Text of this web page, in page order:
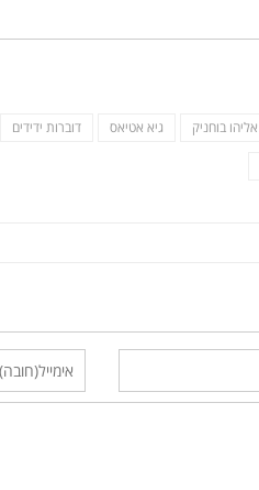
אליהו בוחניק גיא אטיאס דוברות ידידים